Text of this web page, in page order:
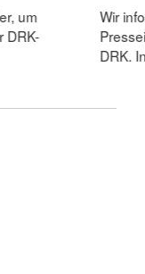
um
DRK-
Wir
DRK.